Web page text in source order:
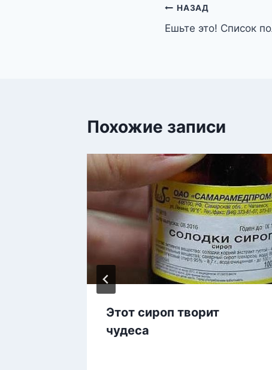
Навигация
по
НАЗАД
Ешьте это! Список
Похожие записи
Этот сироп творит
чудеса